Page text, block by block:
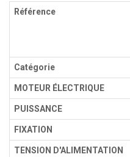
Référence
Catégorie
MOTEUR ÉLECTRIQUE
PUISSANCE
FIXATION
TENSION D'ALIMENTATION